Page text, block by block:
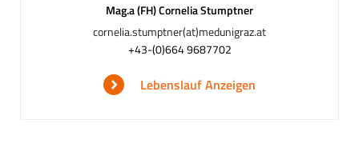
Mag.a (FH) Cornelia Stumptner
cornelia.stumptner(at)medunigraz.at
+43-(0)664 9687702
Lebenslauf Anzeigen